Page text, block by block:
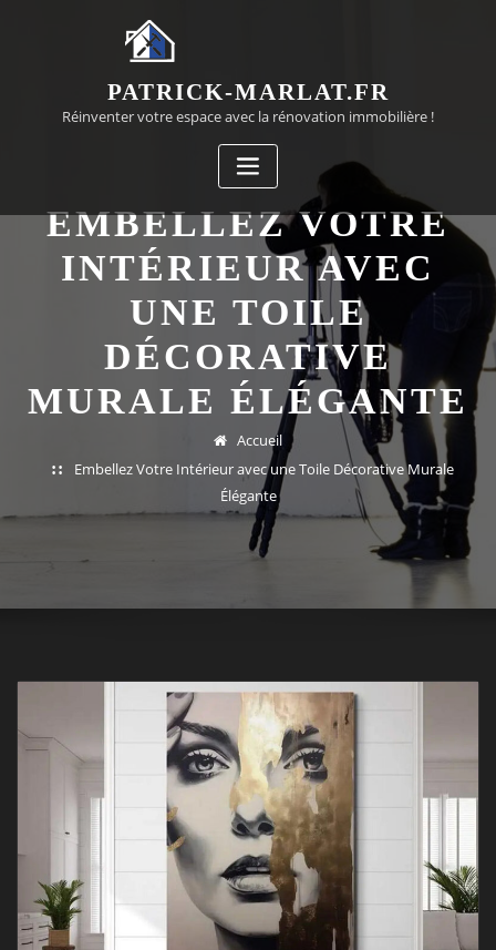
PATRICK-MARLAT.FR
Réinventer votre espace avec la rénovation immobilière !
EMBELLEZ VOTRE
INTÉRIEUR AVEC
UNE TOILE
DÉCORATIVE
MURALE ÉLÉGANTE
Accueil
Embellez Votre Intérieur avec une Toile Décorative Murale
Élégante